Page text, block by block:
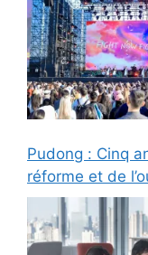
Pudong : Cinq
réforme et de